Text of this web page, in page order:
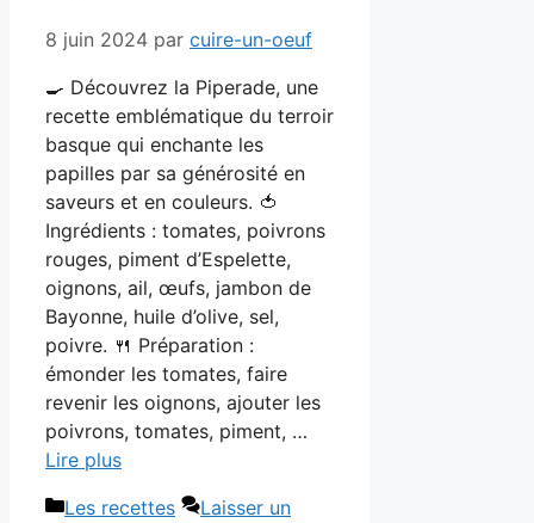
8 juin 2024 par cuire-un-oeuf
🍳 Découvrez la Piperade, une
recette emblématique du terroir
basque qui enchante les
papilles par sa générosité en
saveurs et en couleurs. 🍅
Ingrédients : tomates, poivrons
rouges, piment d’Espelette,
oignons, ail, œufs, jambon de
Bayonne, huile d’olive, sel,
poivre. 🍴 Préparation :
émonder les tomates, faire
revenir les oignons, ajouter les
poivrons, tomates, piment, …
Lire plus
Catégories
Les recettes
Laisser un